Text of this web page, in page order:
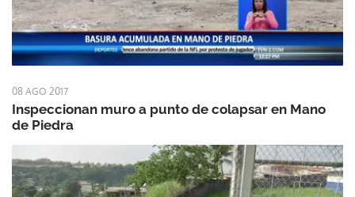
08 AGO 2017
Inspeccionan muro a punto de colapsar en Mano
de Piedra